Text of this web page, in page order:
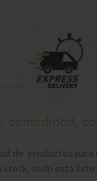
comodidad,
de productos para
stock, todo está listo